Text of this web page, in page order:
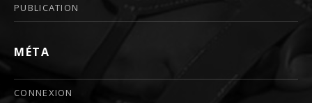
PUBLICATION
MÉTA
CONNEXION